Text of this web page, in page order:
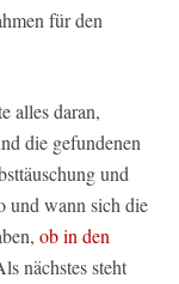
für den
alles daran,
die gefundenen
und
und wann sich die
ob in den
nächstes steht